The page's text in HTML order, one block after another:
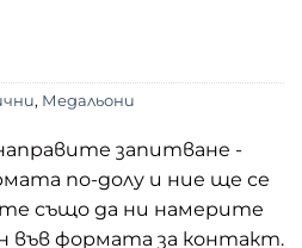
, Медальони
запитване -
по-долу и ние ще се
също да ни намерите
във формата за контакт.